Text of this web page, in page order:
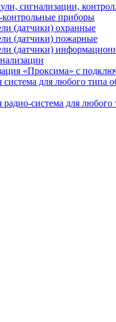
сигнализации,
приборы
(датчики) охранные
(датчики) пожарные
(датчики)
«Проксима» с
система для любого типа
радио-система для